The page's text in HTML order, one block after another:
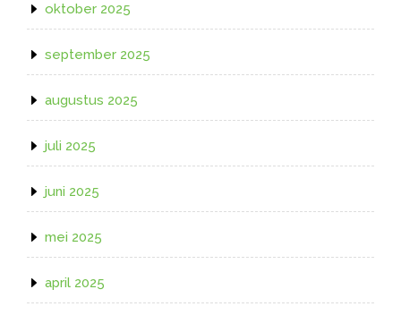
oktober 2025
september 2025
augustus 2025
juli 2025
juni 2025
mei 2025
april 2025